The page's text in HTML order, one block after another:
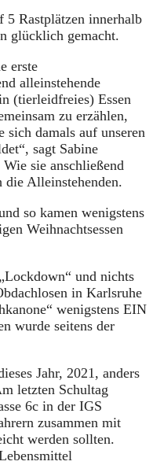
5 Rastplätzen innerhalb
glücklich gemacht.
erste
alleinstehende
(tierleidfreies) Essen
zu erzählen,
sich damals auf unseren
sagt Sabine
sie anschließend
die Alleinstehenden.
so kamen wenigstens
Weihnachtsessen
und nichts
in Karlsruhe
wenigstens EIN
wurde seitens der
Jahr, 2021, anders
letzten Schultag
6c in der IGS
zusammen mit
werden sollten.